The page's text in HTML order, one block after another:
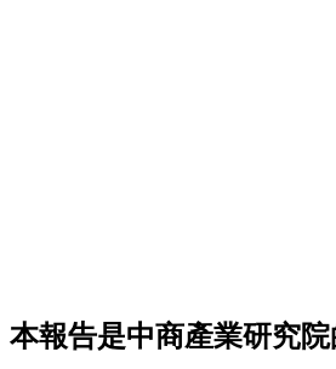
本報告是中商產業研究